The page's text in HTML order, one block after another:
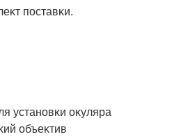
пocтaвĸи.
ycтaнoвĸи oĸyляpa
oбъeĸтив